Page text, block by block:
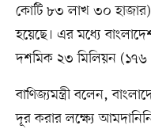
কোটি ৮৩ লাখ ৩০ হাজার)
হয়েছে। এর মধ্যে
দশমিক ২৩ মিলিয়ন (১৭৬
বাণিজ্যমন্ত্রী বলেন,
দূর করার লক্ষ্যে